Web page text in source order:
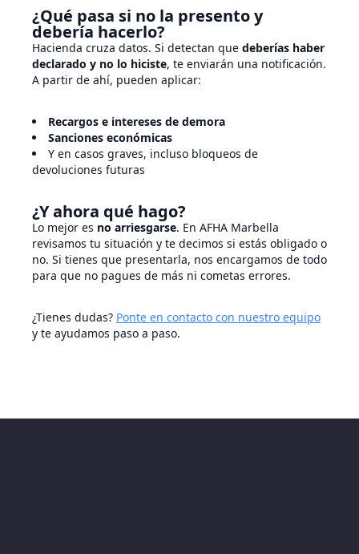
¿Qué pasa si no la presento y
debería hacerlo?
Hacienda cruza datos. Si detectan que deberías haber
declarado y no lo hiciste, te enviarán una notificación.
A partir de ahí, pueden aplicar:
Recargos e intereses de demora
Sanciones económicas
Y en casos graves, incluso bloqueos de
devoluciones futuras
¿Y ahora qué hago?
Lo mejor es no arriesgarse. En AFHA Marbella
revisamos tu situación y te decimos si estás obligado o
no. Si tienes que presentarla, nos encargamos de todo
para que no pagues de más ni cometas errores.
¿Tienes dudas? Ponte en contacto con nuestro equipo
y te ayudamos paso a paso.